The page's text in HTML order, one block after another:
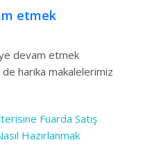
etmek
devam etmek
harika makalelerimiz
Fuarda Satış
Hazırlanmak